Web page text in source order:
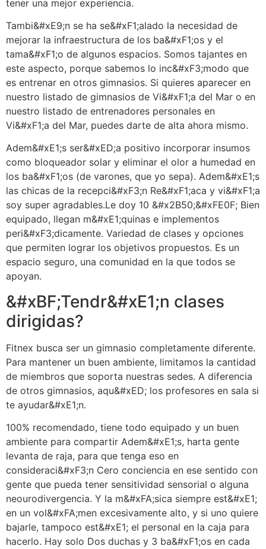
tener una mejor experiencia.
Tambi&#xE9;n se ha se&#xF1;alado la necesidad de
mejorar la infraestructura de los ba&#xF1;os y el
tama&#xF1;o de algunos espacios. Somos tajantes en
este aspecto, porque sabemos lo inc&#xF3;modo que
es entrenar en otros gimnasios. Si quieres aparecer en
nuestro listado de gimnasios de Vi&#xF1;a del Mar o en
nuestro listado de entrenadores personales en
Vi&#xF1;a del Mar, puedes darte de alta ahora mismo.
Adem&#xE1;s ser&#xED;a positivo incorporar insumos
como bloqueador solar y eliminar el olor a humedad en
los ba&#xF1;os (de varones, que yo sepa). Adem&#xE1;s
las chicas de la recepci&#xF3;n Re&#xF1;aca y vi&#xF1;a
soy super agradables.Le doy 10 &#x2B50;&#xFE0F; Bien
equipado, llegan m&#xE1;quinas e implementos
peri&#xF3;dicamente. Variedad de clases y opciones
que permiten lograr los objetivos propuestos. Es un
espacio seguro, una comunidad en la que todos se
apoyan.
&#xBF;Tendr&#xE1;n clases
dirigidas?
Fitnex busca ser un gimnasio completamente diferente.
Para mantener un buen ambiente, limitamos la cantidad
de miembros que soporta nuestras sedes. A diferencia
de otros gimnasios, aqu&#xED; los profesores en sala si
te ayudar&#xE1;n.
100% recomendado, tiene todo equipado y un buen
ambiente para compartir Adem&#xE1;s, harta gente
levanta de raja, para que tenga eso en
consideraci&#xF3;n Cero conciencia en ese sentido con
gente que pueda tener sensitividad sensorial o alguna
neourodivergencia. Y la m&#xFA;sica siempre est&#xE1;
en un vol&#xFA;men excesivamente alto, y si uno quiere
bajarle, tampoco est&#xE1; el personal en la caja para
hacerlo. Hay solo Dos duchas y 3 ba&#xF1;os en cada